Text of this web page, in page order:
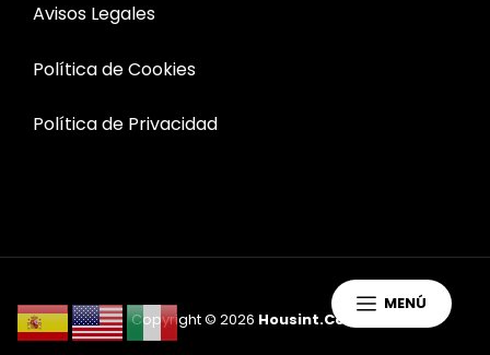
MENÚ
Avisos Legales
Política de Cookies
Política de Privacidad
Copyright © 2026 Housint.com